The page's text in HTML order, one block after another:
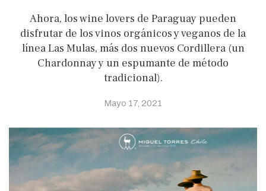
Ahora, los wine lovers de Paraguay pueden
disfrutar de los vinos orgánicos y veganos de la
línea Las Mulas, más dos nuevos Cordillera (un
Chardonnay y un espumante de método
tradicional).
Mayo 17, 2021